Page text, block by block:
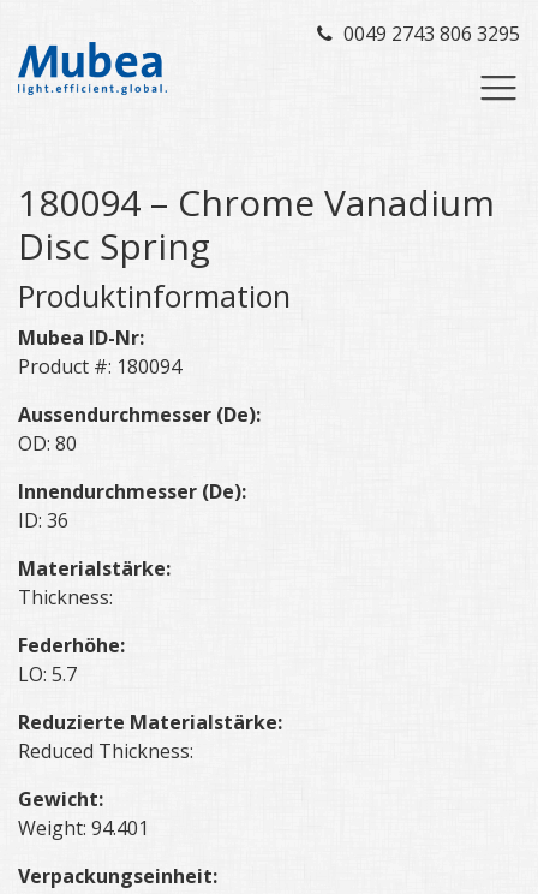
0049 2743 806 3295
180094 – Chrome Vanadium
Disc Spring
Produktinformation
Mubea ID-Nr:
Product #: 180094
Aussendurchmesser (De):
OD: 80
Innendurchmesser (De):
ID: 36
Materialstärke:
Thickness:
Federhöhe:
LO: 5.7
Reduzierte Materialstärke:
Reduced Thickness:
Gewicht:
Weight: 94.401
Verpackungseinheit: